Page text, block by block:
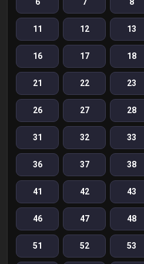
11 12 13
16 17 18
21 22 23
26 27 28
31 32 33
36 37 38
41 42 43
46 47 48
51 52 53